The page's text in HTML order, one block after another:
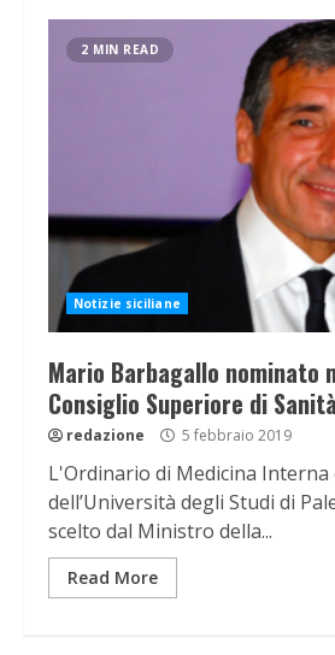
2 MIN READ
Notizie siciliane
Mario Barbagallo nominato
Consiglio Superiore di Sanità
redazione 5 febbraio 2019
L'Ordinario di Medicina Interna
dell’Università degli Studi di
scelto dal Ministro della...
Read More